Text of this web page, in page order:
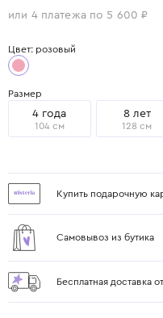
или 4 платежа по 5 600 ₽
Цвет: розовый
Размер
4 года
104 см
8 лет
128 см
Купить подарочную
Самовывоз из бутика
Бесплатная доставка